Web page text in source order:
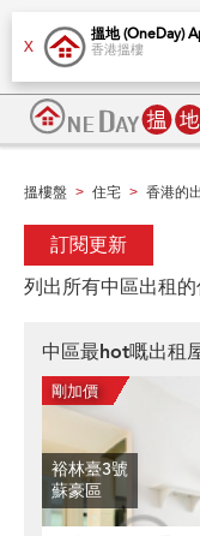
X
搵地 (OneDay)
香港搵樓
搵樓盤 > 住宅 > 香港的
訂閱更新
列出所有中區出租
中區最hot嘅出租
裕林臺3號
蘇豪區